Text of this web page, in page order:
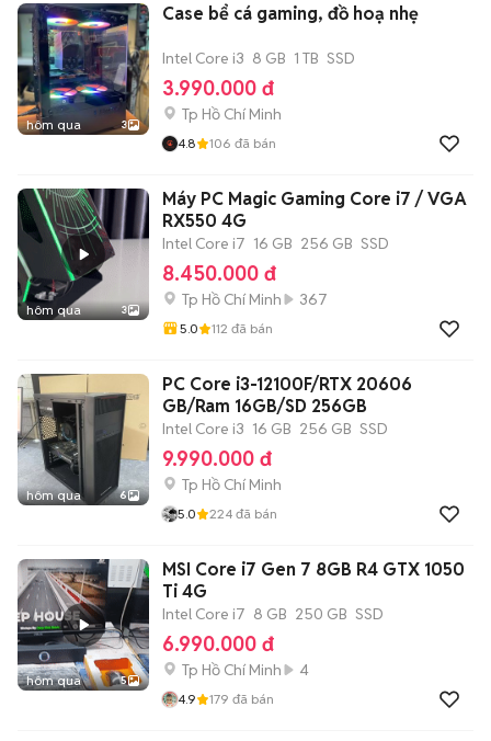
hôm qua 3
Case bể cá gaming, đồ hoạ nhẹ
Intel Core i3 8 GB 1 TB SSD
3.990.000 đ
Tp Hồ Chí Minh
4.8 106 đã bán
hôm qua 3
Máy PC Magic Gaming Core i7 / VGA
RX550 4G
Intel Core i7 16 GB 256 GB SSD
8.450.000 đ
Tp Hồ Chí Minh 367
5.0 112 đã bán
hôm qua 6
PC Core i3-12100F/RTX 20606
GB/Ram 16GB/SD 256GB
Intel Core i3 16 GB 256 GB SSD
9.990.000 đ
Tp Hồ Chí Minh
5.0 224 đã bán
hôm qua 5
MSI Core i7 Gen 7 8GB R4 GTX 1050
Ti 4G
Intel Core i7 8 GB 250 GB SSD
6.990.000 đ
Tp Hồ Chí Minh 4
4.9 179 đã bán